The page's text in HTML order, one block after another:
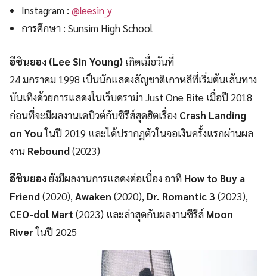
Instagram :@leesin_y
การศึกษา : Sunsim High School
อีชินยอง (Lee Sin Young) เกิดเมื่อวันที่
24 มกราคม 1998 เป็นนักแสดงสัญชาติเกาหลีที่เริ่มต้นเส้นทาง
บันเทิงด้วยการแสดงในเว็บดราม่า Just One Bite เมื่อปี 2018
ก่อนที่จะมีผลงานเดบิวต์กับซีรีส์สุดฮิตเรื่อง Crash Landing
on Youในปี 2019 และได้ปรากฏตัวในจอเงินครั้งแรกผ่านผล
งาน Rebound(2023)
อีชินยองยังมีผลงานการแสดงต่อเนื่อง อาทิ How to Buy a
Friend(2020), Awaken (2020), Dr. Romantic 3 (2023),
CEO-dol Mart (2023) และล่าสุดกับผลงานซีรีส์ Moon
Riverในปี 2025